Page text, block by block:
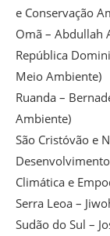
e Conservação
Omã – Abdullah
República
Meio Ambiente)
Ruanda –
Ambiente)
São Cristóvão e
Climática e
Serra Leoa –
Sudão do Sul –